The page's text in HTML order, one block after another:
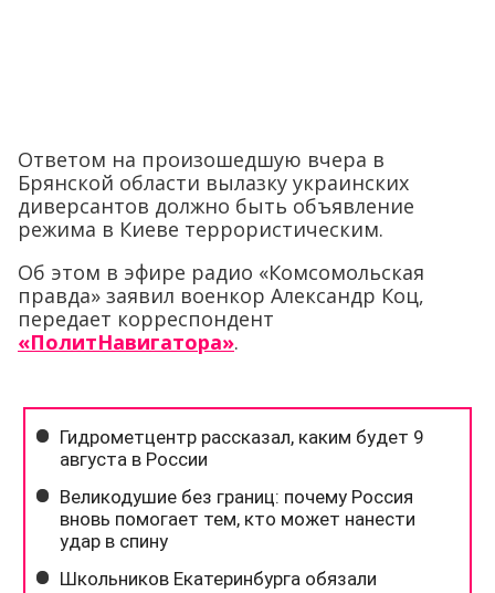
Ответом на произошедшую вчера в
Брянской области вылазку украинских
диверсантов должно быть объявление
режима в Киеве террористическим.
Об этом в эфире радио «Комсомольская
правда» заявил военкор Александр Коц,
передает корреспондент
«ПолитНавигатора».